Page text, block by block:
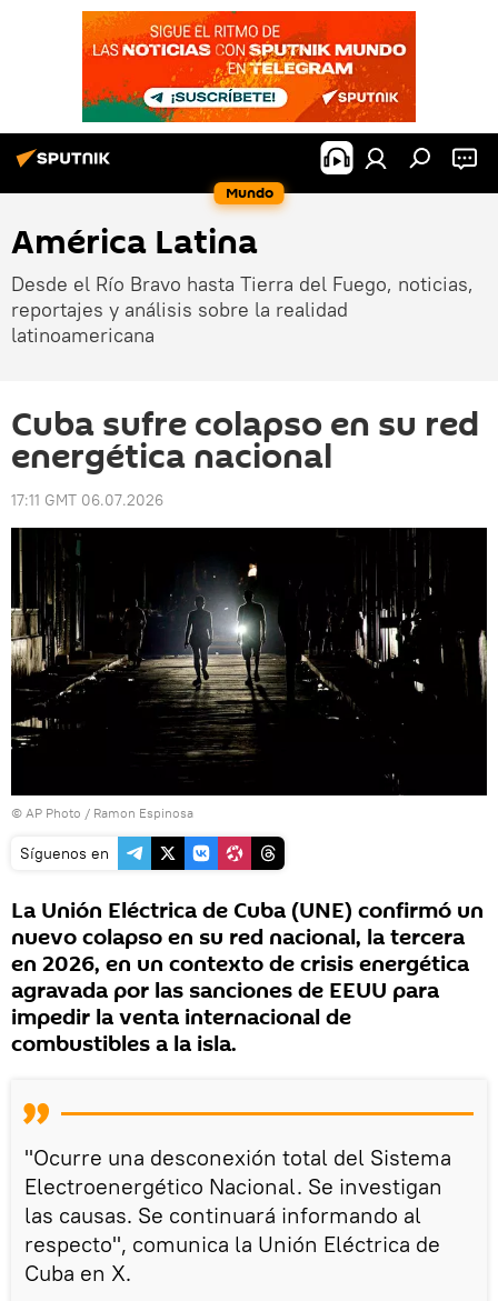
Mundo
América Latina
Desde el Río Bravo hasta Tierra del Fuego, noticias,
reportajes y análisis sobre la realidad
latinoamericana
Cuba sufre colapso en su red
energética nacional
17:11 GMT 06.07.2026
© AP Photo / Ramon Espinosa
Síguenos en
La Unión Eléctrica de Cuba (UNE) confirmó un
nuevo colapso en su red nacional, la tercera
en 2026, en un contexto de crisis energética
agravada por las sanciones de EEUU para
impedir la venta internacional de
combustibles a la isla.
"Ocurre una desconexión total del Sistema
Electroenergético Nacional. Se investigan
las causas. Se continuará informando al
respecto", comunica la Unión Eléctrica de
Cuba en X.